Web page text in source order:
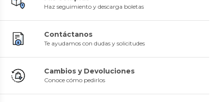
Haz seguimiento y descarga boletas
Contáctanos
Te ayudamos con dudas y solicitudes
Cambios y Devoluciones
Conoce cómo pedirlos